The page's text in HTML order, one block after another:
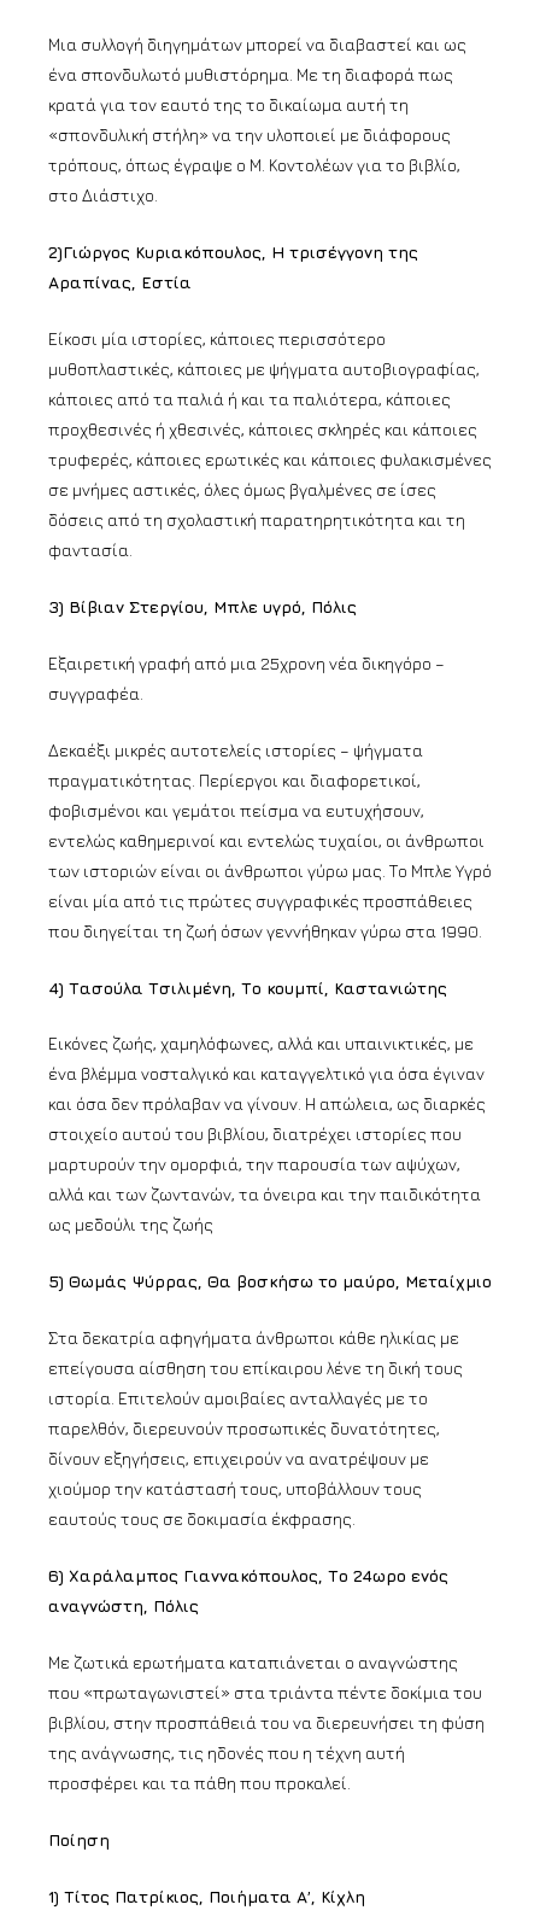
Μια συλλογή διηγημάτων μπορεί να διαβαστεί και ως
ένα σπονδυλωτό μυθιστόρημα. Με τη διαφορά πως
κρατά για τον εαυτό της το δικαίωμα αυτή τη
«σπονδυλική στήλη» να την υλοποιεί με διάφορους
τρόπους, όπως έγραψε ο Μ. Κοντολέων για το βιβλίο,
στο Διάστιχο.
2)Γιώργος Κυριακόπουλος, Η τρισέγγονη της
Αραπίνας, Εστία
Είκοσι μία ιστορίες, κάποιες περισσότερο
μυθοπλαστικές, κάποιες με ψήγματα αυτοβιογραφίας,
κάποιες από τα παλιά ή και τα παλιότερα, κάποιες
προχθεσινές ή χθεσινές, κάποιες σκληρές και κάποιες
τρυφερές, κάποιες ερωτικές και κάποιες φυλακισμένες
σε μνήμες αστικές, όλες όμως βγαλμένες σε ίσες
δόσεις από τη σχολαστική παρατηρητικότητα και τη
φαντασία.
3) Βίβιαν Στεργίου, Μπλε υγρό, Πόλις
Εξαιρετική γραφή από μια 25χρονη νέα δικηγόρο –
συγγραφέα.
Δεκαέξι μικρές αυτοτελείς ιστορίες – ψήγματα
πραγματικότητας. Περίεργοι και διαφορετικοί,
φοβισμένοι και γεμάτοι πείσμα να ευτυχήσουν,
εντελώς καθημερινοί και εντελώς τυχαίοι, οι άνθρωποι
των ιστοριών είναι οι άνθρωποι γύρω μας. Το Μπλε Υγρό
είναι μία από τις πρώτες συγγραφικές προσπάθειες
που διηγείται τη ζωή όσων γεννήθηκαν γύρω στα 1990.
4) Τασούλα Τσιλιμένη, Το κουμπί, Καστανιώτης
Εικόνες ζωής, χαμηλόφωνες, αλλά και υπαινικτικές, με
ένα βλέμμα νοσταλγικό και καταγγελτικό για όσα έγιναν
και όσα δεν πρόλαβαν να γίνουν. Η απώλεια, ως διαρκές
στοιχείο αυτού του βιβλίου, διατρέχει ιστορίες που
μαρτυρούν την ομορφιά, την παρουσία των αψύχων,
αλλά και των ζωντανών, τα όνειρα και την παιδικότητα
ως μεδούλι της ζωής
5) Θωμάς Ψύρρας, Θα βοσκήσω το μαύρο, Μεταίχμιο
Στα δεκατρία αφηγήματα άνθρωποι κάθε ηλικίας με
επείγουσα αίσθηση του επίκαιρου λένε τη δική τους
ιστορία. Επιτελούν αμοιβαίες ανταλλαγές με το
παρελθόν, διερευνούν προσωπικές δυνατότητες,
δίνουν εξηγήσεις, επιχειρούν να ανατρέψουν με
χιούμορ την κατάστασή τους, υποβάλλουν τους
εαυτούς τους σε δοκιμασία έκφρασης.
6) Χαράλαμπος Γιαννακόπουλος, Το 24ωρο ενός
αναγνώστη, Πόλις
Με ζωτικά ερωτήματα καταπιάνεται ο αναγνώστης
που «πρωταγωνιστεί» στα τριάντα πέντε δοκίμια του
βιβλίου, στην προσπάθειά του να διερευνήσει τη φύση
της ανάγνωσης, τις ηδονές που η τέχνη αυτή
προσφέρει και τα πάθη που προκαλεί.
Ποίηση
1) Τίτος Πατρίκιος, Ποιήματα Α’, Κίχλη